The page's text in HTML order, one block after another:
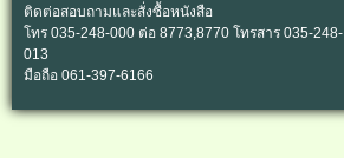
ติดต่อสอบถามและสั่งซื้อหนังสือ
โทร 035-248-000 ต่อ 8773,8770 โทรสาร 035-248-
013
มือถือ 061-397-6166